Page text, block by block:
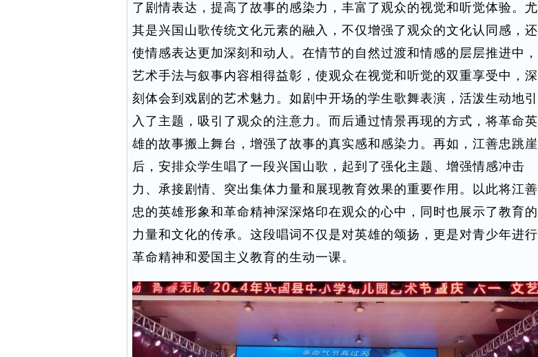
了剧情表达，提高了故事的感染力，丰富了观众的视觉和听觉体验。尤
其是兴国山歌传统文化元素的融入，不仅增强了观众的文化认同感，还
使情感表达更加深刻和动人。在情节的自然过渡和情感的层层推进中，
艺术手法与叙事内容相得益彰，使观众在视觉和听觉的双重享受中，深
刻体会到戏剧的艺术魅力。如剧中开场的学生歌舞表演，活泼生动地引
入了主题，吸引了观众的注意力。而后通过情景再现的方式，将革命英
雄的故事搬上舞台，增强了故事的真实感和感染力。再如，江善忠跳崖
后，安排众学生唱了一段兴国山歌，起到了强化主题、增强情感冲击
力、承接剧情、突出集体力量和展现教育效果的重要作用。以此将江善
忠的英雄形象和革命精神深深烙印在观众的心中，同时也展示了教育的
力量和文化的传承。这段唱词不仅是对英雄的颂扬，更是对青少年进行
革命精神和爱国主义教育的生动一课。